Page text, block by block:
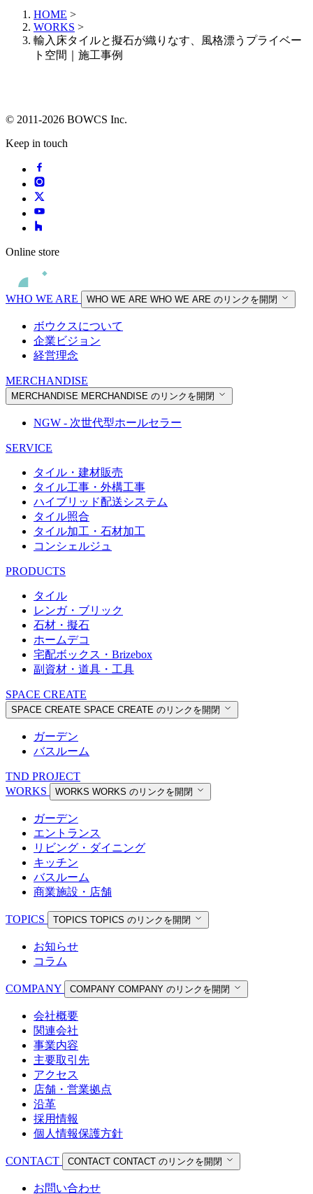
HOME >
WORKS >
輸入床タイルと擬石が織りなす、風格漂うプライベー
ト空間｜施工事例
© 2011-2026 BOWCS Inc.
Keep in touch
Online store
WHO WE ARE WHO WE ARE WHO WE ARE のリンクを開閉
ボウクスについて
企業ビジョン
経営理念
MERCHANDISE
MERCHANDISE MERCHANDISE のリンクを開閉
NGW - 次世代型ホールセラー
SERVICE
タイル・建材販売
タイル工事・外構工事
ハイブリッド配送システム
タイル照合
タイル加工・石材加工
コンシェルジュ
PRODUCTS
タイル
レンガ・ブリック
石材・擬石
ホームデコ
宅配ボックス・Brizebox
副資材・道具・工具
SPACE CREATE
SPACE CREATE SPACE CREATE のリンクを開閉
ガーデン
バスルーム
TND PROJECT
WORKS
WORKS WORKS のリンクを開閉
ガーデン
エントランス
リビング・ダイニング
キッチン
バスルーム
商業施設・店舗
TOPICS TOPICS TOPICS のリンクを開閉
お知らせ
コラム
COMPANY COMPANY COMPANY のリンクを開閉
会社概要
関連会社
事業内容
主要取引先
アクセス
店舗・営業拠点
沿革
採用情報
個人情報保護方針
CONTACT CONTACT CONTACT のリンクを開閉
お問い合わせ